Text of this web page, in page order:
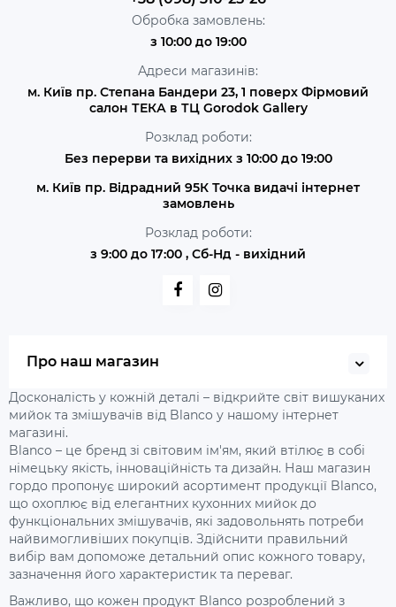
Обробка замовлень:
з 10:00 до 19:00
Адреси магазинів:
м. Київ пр. Степана Бандери 23, 1 поверх Фірмовий
салон ТЕКА в ТЦ Gorodok Gallery
Розклад роботи:
Без перерви та вихідних з 10:00 до 19:00
м. Київ пр. Відрадний 95К Точка видачі інтернет
замовлень
Розклад роботи:
з 9:00 до 17:00 , Сб-Нд - вихідний
Про наш магазин
Досконалість у кожній деталі – відкрийте світ вишуканих
мийок та змішувачів від Blanco у нашому інтернет
магазині.
Blanco – це бренд зі світовим ім'ям, який втілює в собі
німецьку якість, інноваційність та дизайн. Наш магазин
гордо пропонує широкий асортимент продукції Blanco,
що охоплює від елегантних кухонних мийок до
функціональних змішувачів, які задовольнять потреби
найвимогливіших покупців. Здійснити правильний
вибір вам допоможе детальний опис кожного товару,
зазначення його характеристик та переваг.
Важливо, що кожен продукт Blanco розроблений з